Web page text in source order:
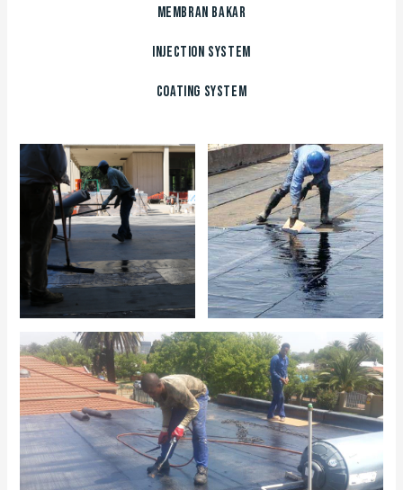
Membran Bakar
Injection System
Coating System